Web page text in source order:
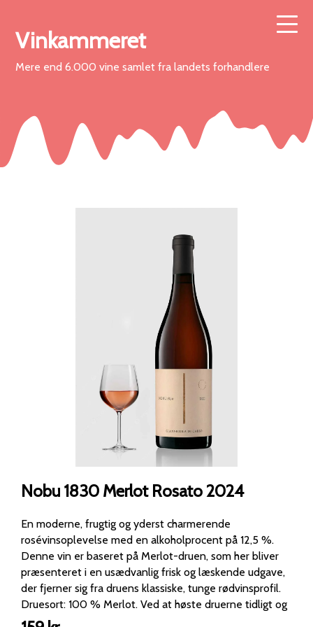
Vinkammeret
Mere end 6.000 vine samlet fra landets forhandlere
Nobu 1830 Merlot Rosato 2024
En moderne, frugtig og yderst charmerende
rosévinsoplevelse med en alkoholprocent på 12,5 %.
Denne vin er baseret på Merlot-druen, som her bliver
præsenteret i en usædvanlig frisk og læskende udgave,
der fjerner sig fra druens klassiske, tunge rødvinsprofil.
Druesort: 100 % Merlot. Ved at høste druerne tidligt og
begrænse skalkontakten opnår man en rosé, der